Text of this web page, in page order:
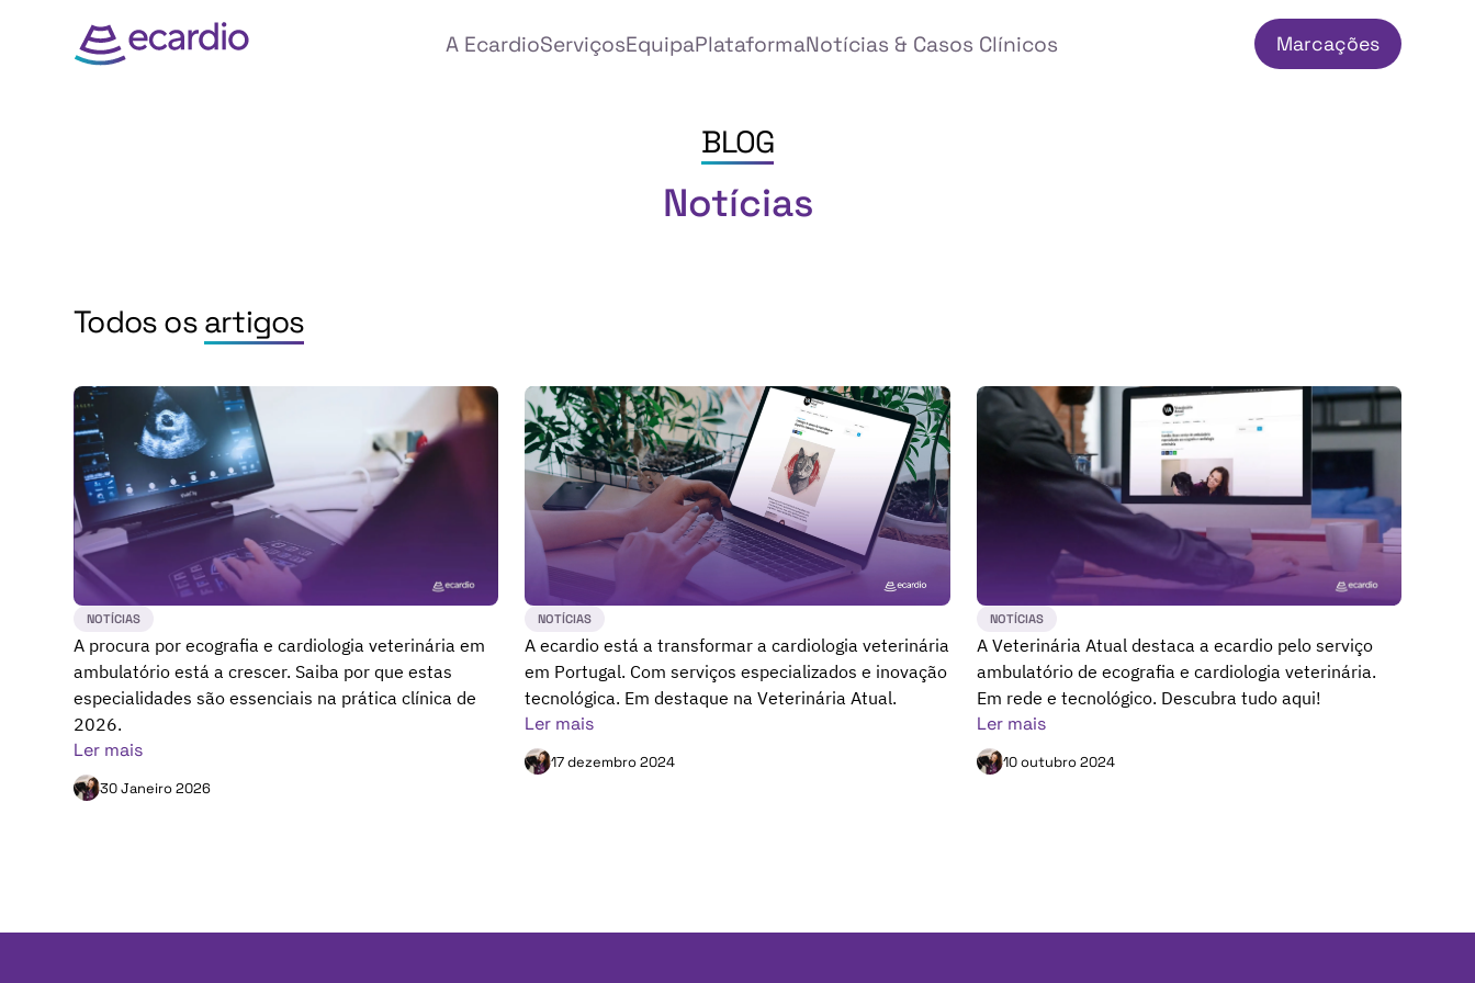
A EcardioServiçosEquipaPlataformaNotícias & Casos Clínicos Marcações
BLOG
Notícias
Todos osartigos
NOTÍCIAS
A procura por ecografia e cardiologia veterinária em
ambulatório está a crescer. Saiba por que estas
especialidades são essenciais na prática clínica de
2026.
Ler mais
30 Janeiro 2026
NOTÍCIAS
A ecardio está a transformar a cardiologia veterinária
em Portugal. Com serviços especializados e inovação
tecnológica. Em destaque na Veterinária Atual.
Ler mais
17 dezembro 2024
NOTÍCIAS
A Veterinária Atual destaca a ecardio pelo serviço
ambulatório de ecografia e cardiologia veterinária.
Em rede e tecnológico. Descubra tudo aqui!
Ler mais
10 outubro 2024